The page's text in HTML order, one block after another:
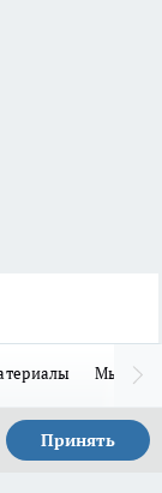
Мы в
Принять